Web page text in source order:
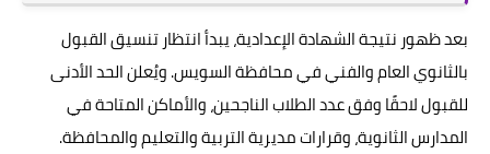
بعد ظهور نتيجة الشهادة الإعدادية، يبدأ انتظار تنسيق القبول
بالثانوي العام والفني في محافظة السويس. ويُعلن الحد الأدنى
للقبول لاحقًا وفق عدد الطلاب الناجحين، والأماكن المتاحة في
المدارس الثانوية، وقرارات مديرية التربية والتعليم والمحافظة.